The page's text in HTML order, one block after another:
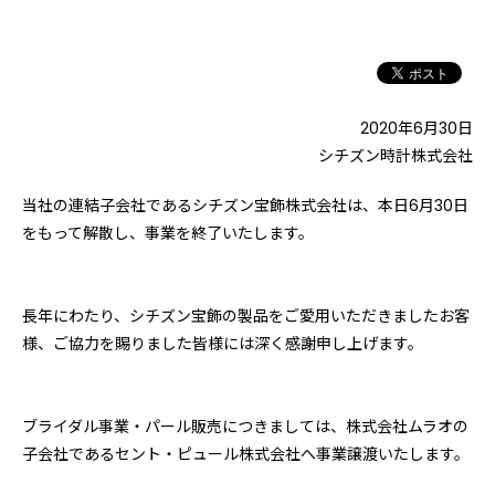
2020年6月30日
シチズン時計株式会社
当社の連結子会社であるシチズン宝飾株式会社は、本日6月30日
をもって解散し、事業を終了いたします。
長年にわたり、シチズン宝飾の製品をご愛用いただきましたお客
様、ご協力を賜りました皆様には深く感謝申し上げます。
ブライダル事業・パール販売につきましては、株式会社ムラオの
子会社であるセント・ピュール株式会社へ事業譲渡いたします。